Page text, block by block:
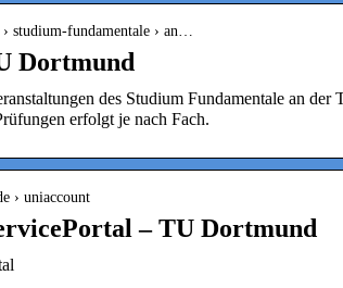
studium-fundamentale › an…
Dortmund
des Studium Fundamentale an
erfolgt je nach Fach.
› uniaccount
– TU Dortmund